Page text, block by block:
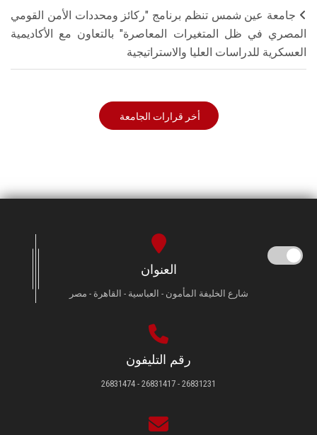
جامعة عين شمس تنظم برنامج "ركائز ومحددات الأمن القومي
المصري في ظل المتغيرات المعاصرة" بالتعاون مع الأكاديمية
العسكرية للدراسات العليا والاستراتيجية
أخر قرارات الجامعة
العنوان
شارع الخليفة المأمون - العباسية - القاهرة - مصر
رقم التليفون
26831231 - 26831417 - 26831474